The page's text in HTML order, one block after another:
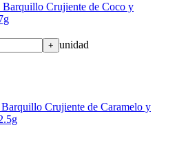
Crujiente de Coco y
+ unidad